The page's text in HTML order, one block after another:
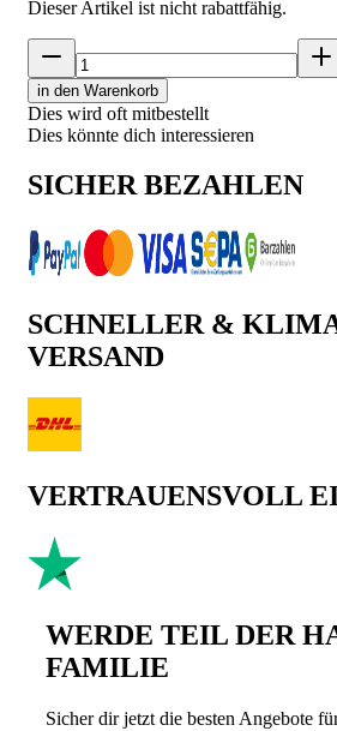
Dieser Artikel ist nicht rabattfähig.
in den Warenkorb
Dies wird oft mitbestellt
Dies könnte dich interessieren
SICHER BEZAHLEN
SCHNELLER &
VERSAND
VERTRAUENSVOLL
WERDE TEIL DER
FAMILIE
Sicher dir jetzt die besten Angebote